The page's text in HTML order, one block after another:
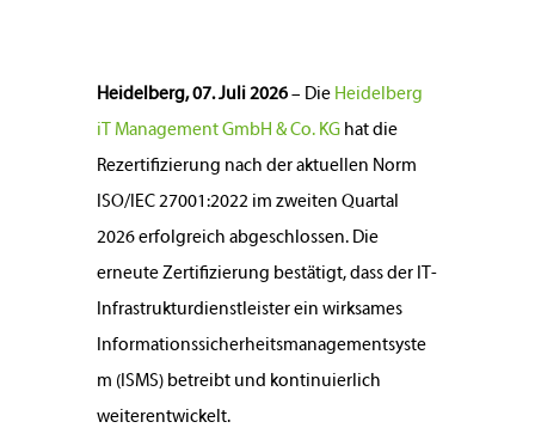
Heidelberg, 07. Juli2026– Die Heidelberg
iT Management GmbH & Co. KGhat die
Rezertifizierung nach der aktuellen Norm
ISO/IEC 27001:2022 im zweiten Quartal
2026 erfolgreich abgeschlossen. Die
erneute Zertifizierung bestätigt, dass der IT-
Infrastrukturdienstleister ein wirksames
Informationssicherheitsmanagementsyste
m (ISMS) betreibt und kontinuierlich
weiterentwickelt.